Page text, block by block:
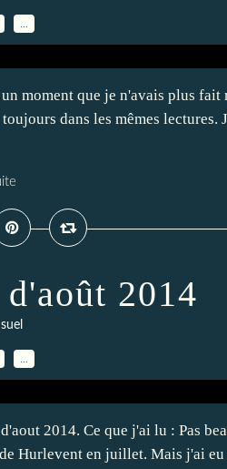
moment que je n'avais plus fait
dans les mêmes lectures.
2014
2014. Ce que j'ai lu : Pas
Hurlevent en juillet. Mais j'ai eu